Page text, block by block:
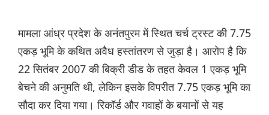
मामला आंध्र प्रदेश के अनंतपुरम में स्थित चर्च ट्रस्ट की 7.75
एकड़ भूमि के कथित अवैध हस्तांतरण से जुड़ा है। आरोप है कि
22 सितंबर 2007 की बिक्री डीड के तहत केवल 1 एकड़ भूमि
बेचने की अनुमति थी, लेकिन इसके विपरीत 7.75 एकड़ भूमि का
सौदा कर दिया गया। रिकॉर्ड और गवाहों के बयानों से यह